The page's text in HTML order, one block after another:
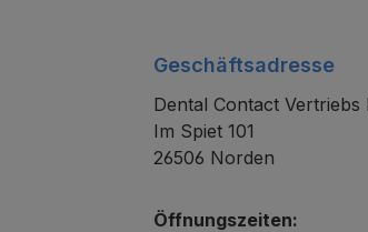
Geschäftsadresse
Dental Contact Vertriebs
Im Spiet 101
26506 Norden
Öffnungszeiten: